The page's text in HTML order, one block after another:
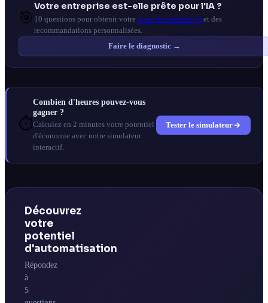
🎯
Votre entreprise est-elle prête pour l'IA ?
10 questions pour obtenir votre score de maturité IAet des
recommandations personnalisées.
Faire le diagnostic →
⏱️
Combien d'heures pouvez-vous
gagner ?
Calculez en 2 minutes votre potentiel
d'économie avec notre simulateur
interactif.
Tester le simulateur
Découvrez
votre
potentiel
d'automatisation
Répondez
à
5